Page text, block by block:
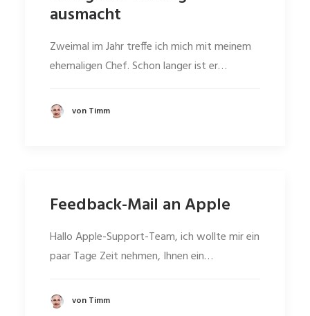
ausmacht
Zweimal im Jahr treffe ich mich mit meinem
ehemaligen Chef. Schon langer ist er…
von Timm
Feedback-Mail an Apple
Hallo Apple-Support-Team, ich wollte mir ein
paar Tage Zeit nehmen, Ihnen ein…
von Timm